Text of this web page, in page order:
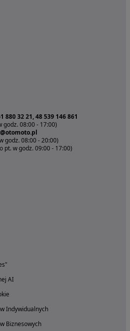
880 32 21, 48 539 146 861
godz. 08:00 - 17:00)
godz. 08:00 - 20:00)
pt. w godz. 09:00 - 17:00)
AI
Indywidualnych
Biznesowych